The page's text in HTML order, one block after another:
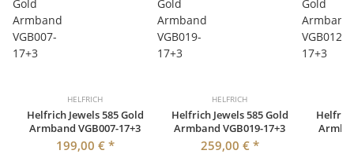
HELFRICH
Helfrich Jewels 585 Gold
Armband VGB007-17+3
199,00 € *
HELFRICH
Helfrich Jewels 585 Gold
Armband VGB019-17+3
259,00 € *